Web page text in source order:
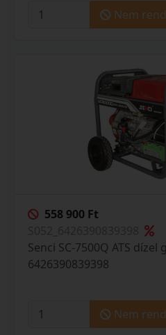
Nem
558 900 Ft
Senci SC-7500Q ATS
6426390839398
Nem